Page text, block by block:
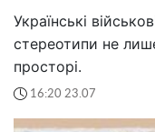
Українські
стереотипи не
просторі.
16:20 23.07